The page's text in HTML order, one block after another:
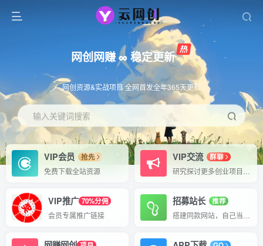
网创网赚 ∞ 稳定更新
网创资源&实战项目 全网首发全年365天更新
输入关键词搜索
VIP会员
抢先
免费下载全站资源
VIP交流
群聊
VIP推广 70%分佣
会员专属推广链接
招募站长
推荐